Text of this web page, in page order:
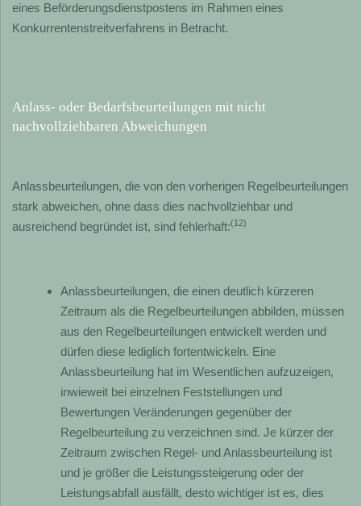
eines Beförderungsdienstpostens im Rahmen eines
Konkurrentenstreitverfahrens in Betracht.
Anlass- oder Bedarfsbeurteilungen mit nicht
nachvollziehbaren Abweichungen
Anlassbeurteilungen, die von den vorherigen Regelbeurteilungen
stark abweichen, ohne dass dies nachvollziehbar und
ausreichend begründet ist, sind fehlerhaft:(12)
Anlassbeurteilungen, die einen deutlich kürzeren
Zeitraum als die Regelbeurteilungen abbilden, müssen
aus den Regelbeurteilungen entwickelt werden und
dürfen diese lediglich fortentwickeln. Eine
Anlassbeurteilung hat im Wesentlichen aufzuzeigen,
inwieweit bei einzelnen Feststellungen und
Bewertungen Veränderungen gegenüber der
Regelbeurteilung zu verzeichnen sind. Je kürzer der
Zeitraum zwischen Regel- und Anlassbeurteilung ist
und je größer die Leistungssteigerung oder der
Leistungsabfall ausfällt, desto wichtiger ist es, dies